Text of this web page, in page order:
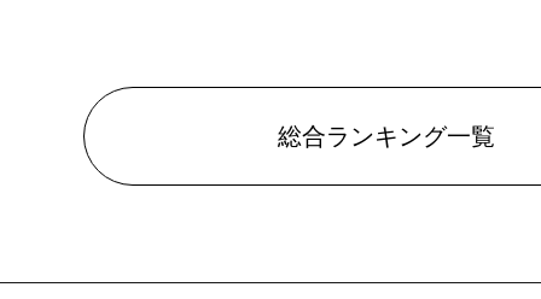
総合ランキング一覧